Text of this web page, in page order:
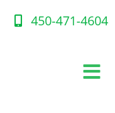
450-471-4604